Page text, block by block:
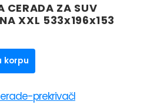
CERADA ZA SUV
XXL 533x196x153
korpu
prekrivačI